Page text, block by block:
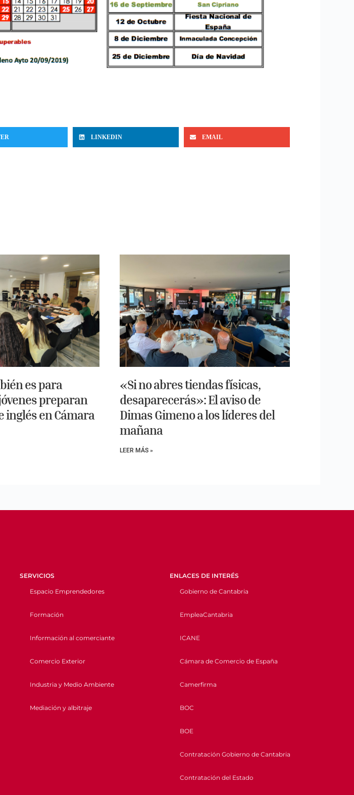
LINKEDIN EMAIL
es para
preparan
inglés en Cámara
«Si no abres tiendas físicas,
desaparecerás»: El aviso de
Dimas Gimeno a los líderes del
mañana
LEER MÁS »
SERVICIOS
Espacio Emprendedores
Formación
Información al comerciante
Comercio Exterior
Industria y Medio Ambiente
Mediación y albitraje
ENLACES DE INTERÉS
Gobierno de Cantabria
EmpleaCantabria
ICANE
Cámara de Comercio de España
Camerfirma
BOC
BOE
Contratación Gobierno de Cantabria
Contratación del Estado